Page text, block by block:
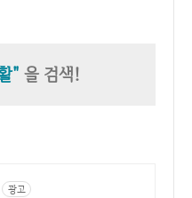
" 을 검색!
광고